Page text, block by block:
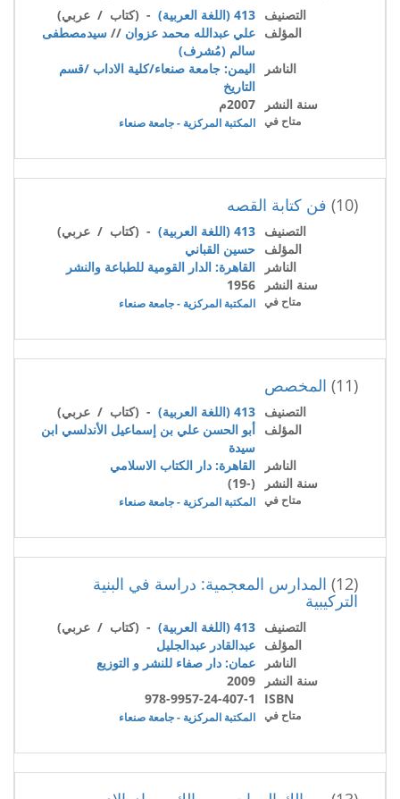
التصنيف 413 (اللغة العربية)
- (كتاب / عربي)
المؤلف علي عبدالله محمد عزوان // سيدمصطفى
سالم (مُشرف)
الناشر
اليمن: جامعة صنعاء/كلية الاداب /قسم
التاريخ
سنة النشر
2007م
متاح في المكتبة المركزية - جامعة صنعاء
(10) فن كتابة القصه
التصنيف 413 (اللغة العربية)
- (كتاب / عربي)
المؤلف حسين القباني
الناشر
القاهرة: الدار القومية للطباعة والنشر
سنة النشر
1956
متاح في المكتبة المركزية - جامعة صنعاء
(11) المخصص
التصنيف 413 (اللغة العربية)
- (كتاب / عربي)
المؤلف أبو الحسن علي بن إسماعيل الأندلسي ابن
سيدة
الناشر
القاهرة: دار الكتاب الاسلامي
سنة النشر
(-19)
متاح في المكتبة المركزية - جامعة صنعاء
(12) المدارس المعجمية: دراسة في البنية
التركيبية
التصنيف 413 (اللغة العربية)
- (كتاب / عربي)
المؤلف عبدالقادر عبدالجليل
الناشر
عمان: دار صفاء للنشر و التوزيع
سنة النشر
2009
ISBN
978-9957-24-407-1
متاح في المكتبة المركزية - جامعة صنعاء